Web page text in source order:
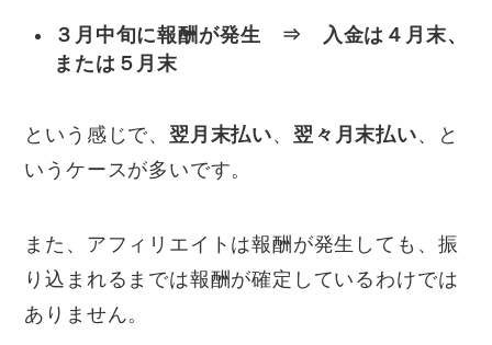
３月中旬に報酬が発生 ⇒ 入金は４月末、
または５月末
という感じで、 翌月末払い、 翌々月末払い、と
いうケースが多いです。
また、アフィリエイトは報酬が発生しても、振
り込まれるまでは報酬が確定しているわけでは
ありません。